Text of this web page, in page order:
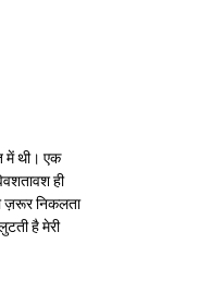
में थी। एक
ही
ज़रूर निकलता
है मेरी